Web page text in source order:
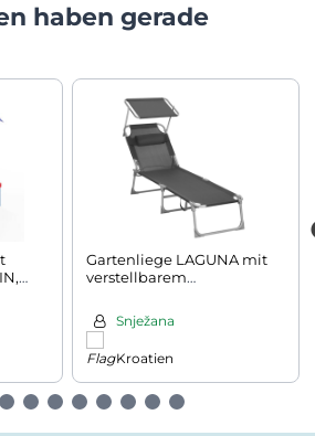
haben gerade
Gartenliege LAGUNA mit
verstellbarem
dunkelgrau
Snježana
Kroatien